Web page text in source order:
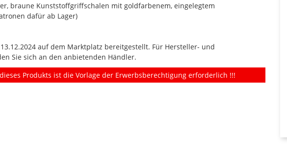
braune Kunststoffgriffschalen mit goldfarbenem, eingelegtem
dafür ab Lager)
auf dem Marktplatz bereitgestellt. Für Hersteller- und
Sie sich an den anbietenden Händler.
Produkts ist die Vorlage der Erwerbsberechtigung erforderlich !!!